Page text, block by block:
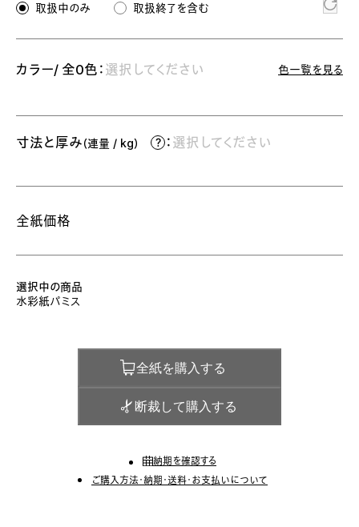
取扱中のみ 取扱終了を含む
カラー/ 全0色： 選択してください 色一覧を見る
寸法と厚み（連量 / kg） ： 選択してください
全紙価格
選択中の商品
水彩紙パミス
全紙を購入する
断裁して購入する
納期を確認する
ご購入方法・納期・送料・お支払いについて